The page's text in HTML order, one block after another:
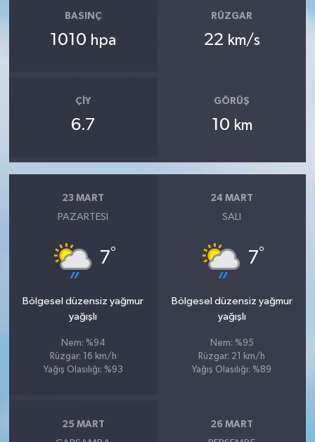
BASINÇ
1010 hpa
RÜZGAR
22 km/s
ÇIY
6.7
GÖRÜŞ
10 km
23 MART
PAZARTESI
7°
Bölgesel düzensiz yağmur
yağışlı
Nem: %94
Rüzgar: 16 km/h
Yağış Olasılığı: %93
24 MART
SALI
7°
Bölgesel düzensiz yağmur
yağışlı
Nem: %95
Rüzgar: 21 km/h
Yağış Olasılığı: %89
25 MART 26 MART